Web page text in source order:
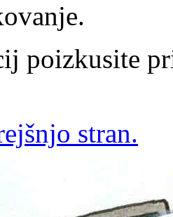
poizkusite
stran.